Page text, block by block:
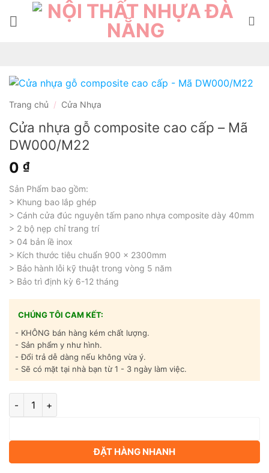
Trang chủ / Cửa Nhựa
Cửa nhựa gỗ composite cao cấp – Mã
DW000/M22
0 ₫
Sản Phẩm bao gồm:
> Khung bao lắp ghép
> Cánh cửa đúc nguyên tấm pano nhựa composite dày 40mm
> 2 bộ nẹp chỉ trang trí
> 04 bản lề inox
> Kích thước tiêu chuẩn 900 x 2300mm
> Bảo hành lỗi kỹ thuật trong vòng 5 năm
> Bảo trì định kỳ 6-12 tháng
CHÚNG TÔI CAM KẾT:
- KHÔNG bán hàng kém chất lượng.
- Sản phẩm y như hình.
- Đổi trả dễ dàng nếu không vừa ý.
- Sẽ có mặt tại nhà bạn từ 1 - 3 ngày làm việc.
Cửa nhựa gỗ composite cao cấp - Mã DW000/M22 số lượng
ĐẶT HÀNG NHANH